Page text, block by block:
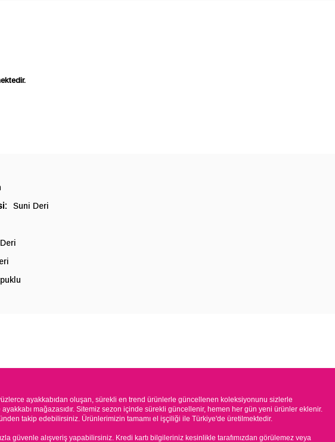
Suni Deri
ayakkabıdan oluşan, sürekli en trend ürünlerle güncellenen koleksiyonunu sizlerle
ayakkabı mağazasıdır. Sitemiz sezon içinde sürekli güncellenir, hemen her gün yeni ürünler eklenir.
takip edebilirsiniz. Ürünlerimizin tamamı el işçiliği ile Türkiye'de üretilmektedir.
güvenle alışveriş yapabilirsiniz. Kredi kartı bilgileriniz kesinlikle tarafımızdan görülemez veya